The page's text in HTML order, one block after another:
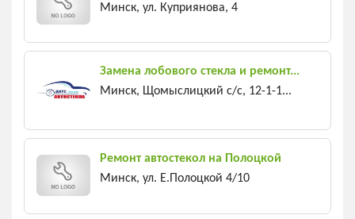
Минск, ул. Куприянова, 4
Замена лобового стекла и ремонт...
Минск, Щомыслицкий с/c, 12-1-1...
Ремонт автостекол на Полоцкой
Минск, ул. Е.Полоцкой 4/10